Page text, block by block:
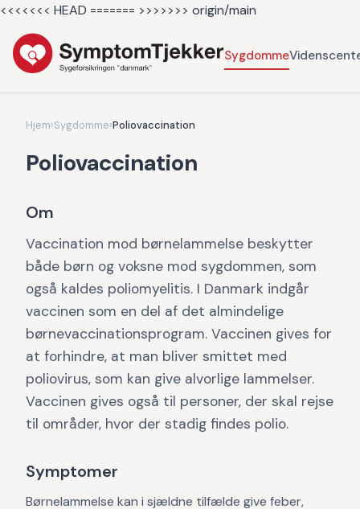
<<<<<<< HEAD ======= >>>>>>> origin/main
Sygdomme
Hjem›Sygdomme›Poliovaccination
Poliovaccination
Om
Vaccination mod børnelammelse beskytter
både børn og voksne mod sygdommen, som
også kaldes poliomyelitis. I Danmark indgår
vaccinen som en del af det almindelige
børnevaccinationsprogram. Vaccinen gives for
at forhindre, at man bliver smittet med
poliovirus, som kan give alvorlige lammelser.
Vaccinen gives også til personer, der skal rejse
til områder, hvor der stadig findes polio.
Symptomer
Børnelammelse kan i sjældne tilfælde give feber,